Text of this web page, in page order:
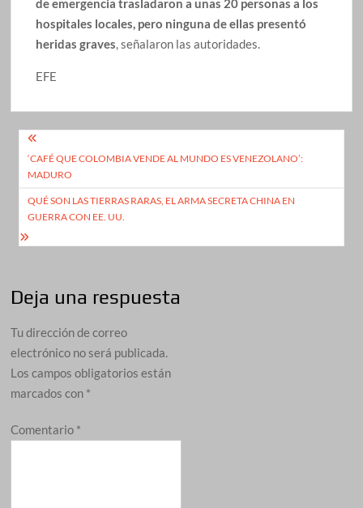
hospitales locales, pero ninguna de ellas presentó
heridas graves , señalaron las autoridades.
EFE
Navegación
de
entradas
‘CAFÉ QUE COLOMBIA VENDE AL MUNDO ES VENEZOLANO’:
MADURO
QUÉ SON LAS TIERRAS RARAS, EL ARMA SECRETA CHINA EN
GUERRA CON EE. UU.
Deja una respuesta
Tu dirección de correo
electrónico no será publicada.
Los campos obligatorios están
marcados con *
Comentario *